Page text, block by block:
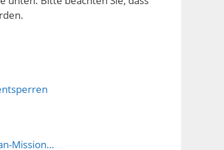
Mission…